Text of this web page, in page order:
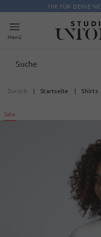
10€ FÜR DEINE
Menü
Zurück | Startseite | Shirts
Sale